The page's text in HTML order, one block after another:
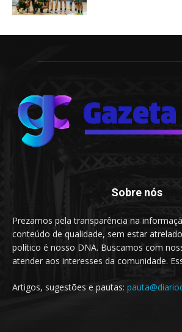
Sobre nós
Prezamos pela transparência na
conteúdo de qualidade, sem estar
político é nosso DNA. Buscamos com
atender aos interesses da comunidade.
Artigos, sugestões e pautas: